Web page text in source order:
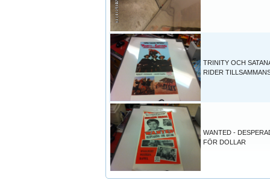
TRINITY OCH
RIDER
WANTED -
FÖR DOLLAR